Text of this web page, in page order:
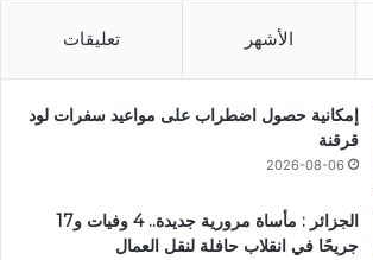
الأشهر تعليقات
إمكانية حصول اضطراب على مواعيد سفرات لود
قرقنة
2026-08-06
الجزائر : مأساة مرورية جديدة.. 4 وفيات و17
جريحًا في انقلاب حافلة لنقل العمال